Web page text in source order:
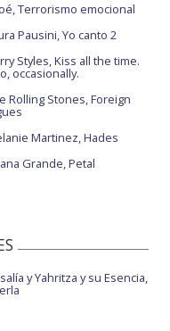
Terrorismo emocional
Pausini, Yo canto 2
Styles, Kiss all the time.
occasionally.
Rolling Stones, Foreign
Martinez, Hades
Grande, Petal
y Yahritza y su Esencia,